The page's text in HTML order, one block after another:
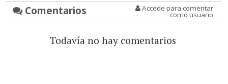
Comentarios Accede para comentar
como usuario
Todavía no hay comentarios